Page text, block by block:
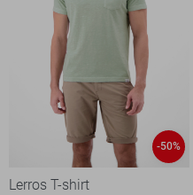
-50%
Lerros T-shirt